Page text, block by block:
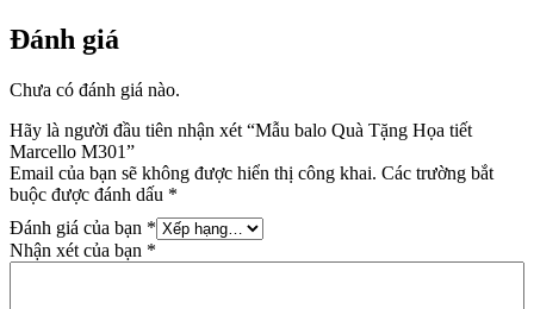
Đánh giá
Chưa có đánh giá nào.
Hãy là người đầu tiên nhận xét “Mẫu balo Quà Tặng Họa tiết
Marcello M301”
Email của bạn sẽ không được hiển thị công khai. Các trường bắt
buộc được đánh dấu *
Đánh giá của bạn *
Nhận xét của bạn *